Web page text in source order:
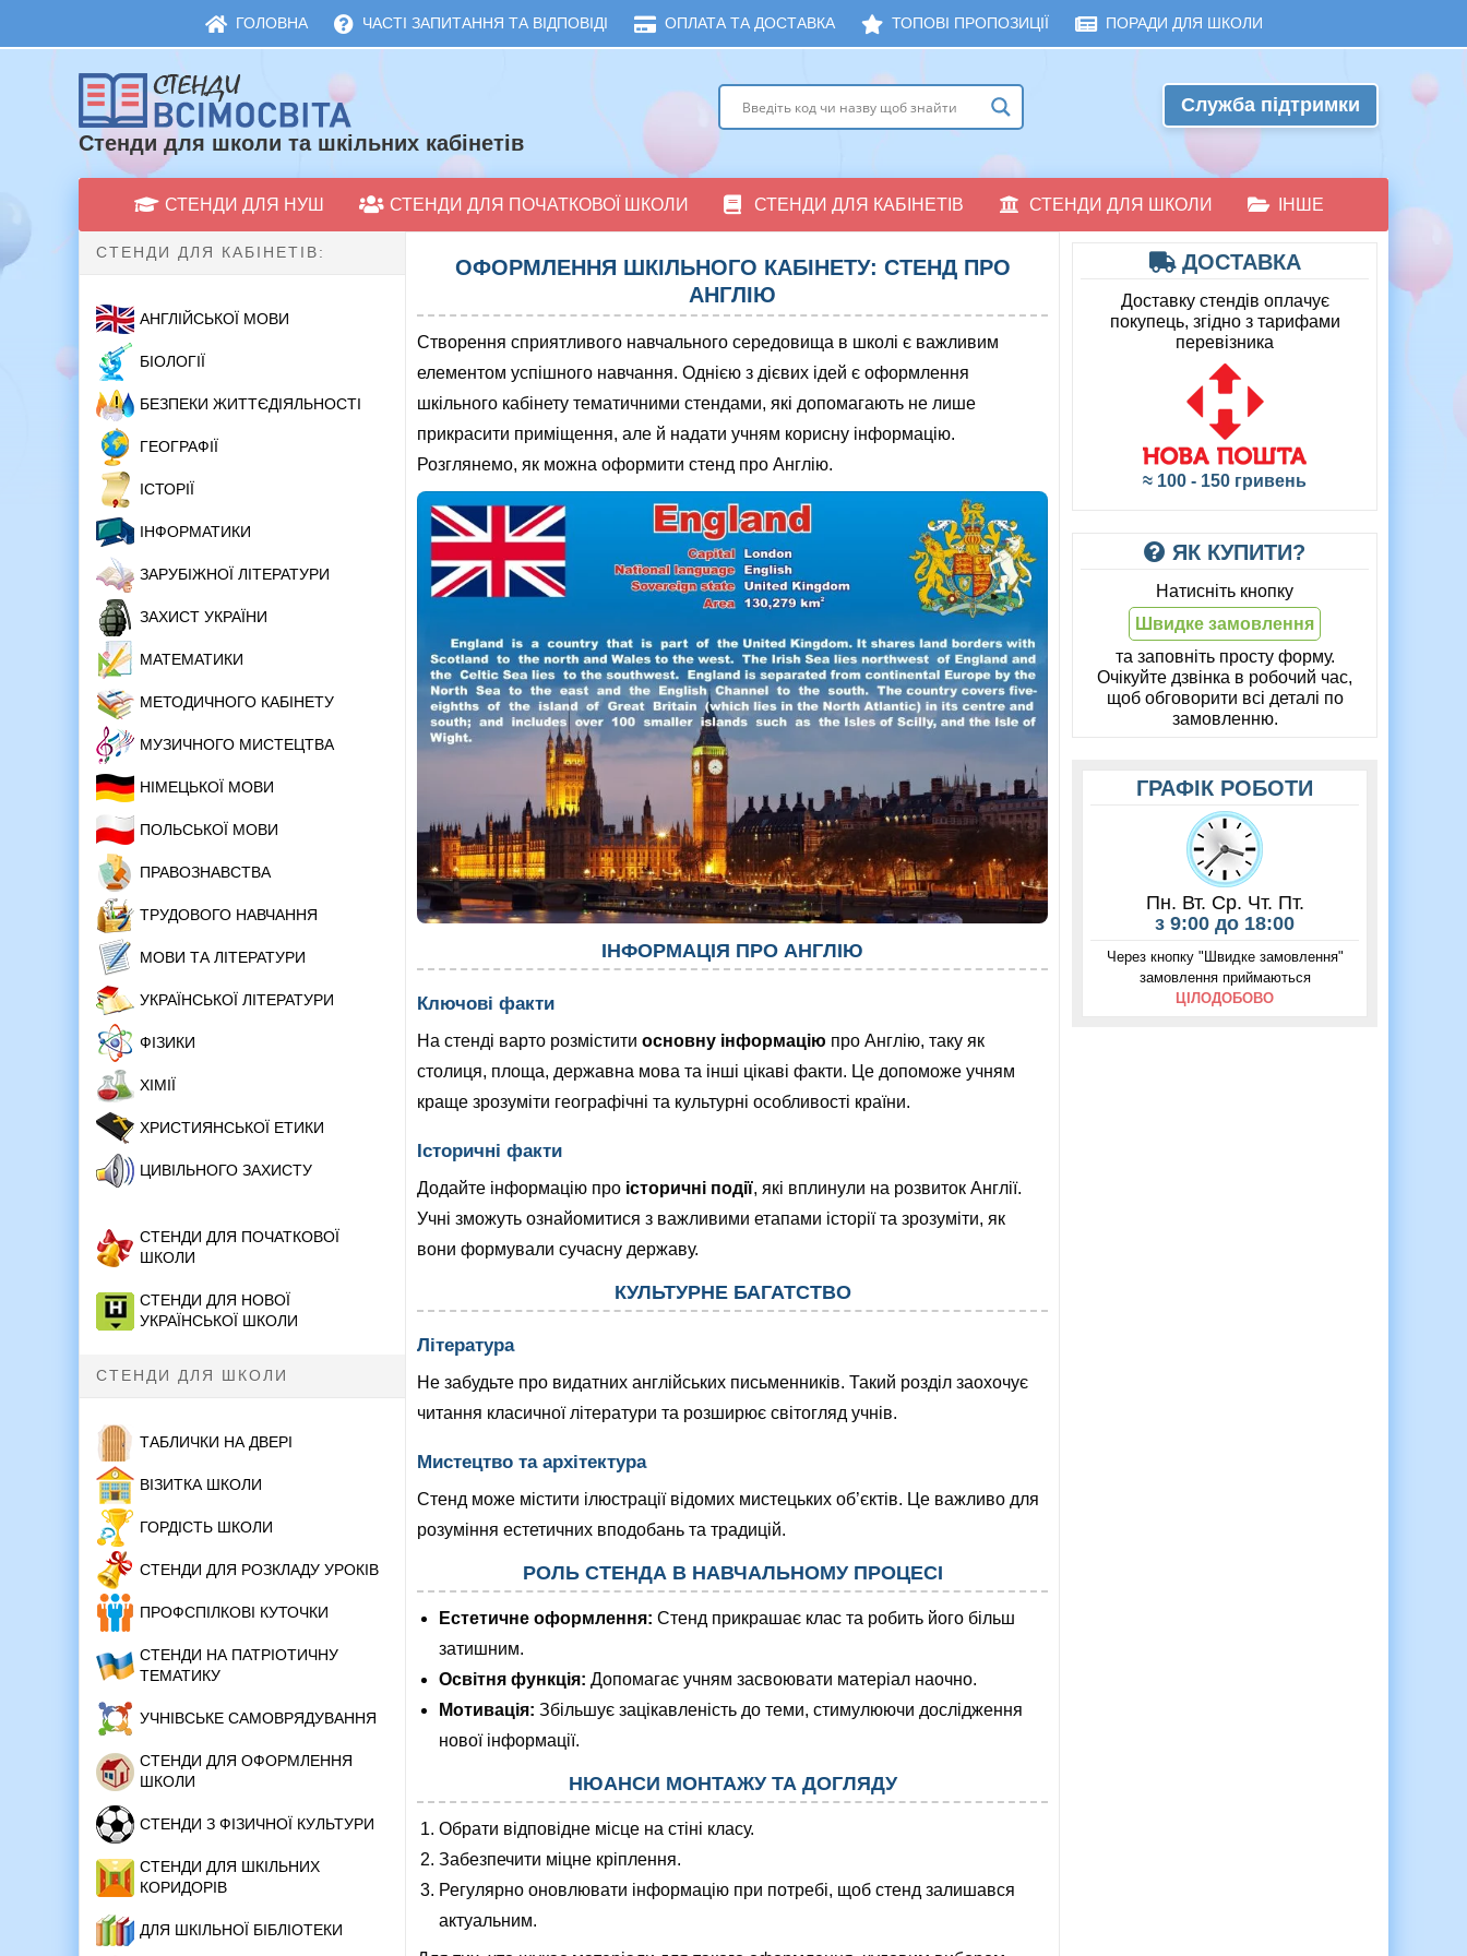
ГОЛОВНА ЧАСТІ ЗАПИТАННЯ ТА ВІДПОВІДІ ОПЛАТА ТА ДОСТАВКА ТОПОВІ ПРОПОЗИЦІЇ ПОРАДИ ДЛЯ ШКОЛИ
Стенди для школи та шкільних кабінетів
Служба підтримки
СТЕНДИ ДЛЯ НУШ СТЕНДИ ДЛЯ ПОЧАТКОВОЇ ШКОЛИ СТЕНДИ ДЛЯ КАБІНЕТІВ СТЕНДИ ДЛЯ ШКОЛИ ІНШЕ
СТЕНДИ ДЛЯ КАБІНЕТІВ:
АНГЛІЙСЬКОЇ МОВИ
БІОЛОГІЇ
БЕЗПЕКИ ЖИТТЄДІЯЛЬНОСТІ
ГЕОГРАФІЇ
ІСТОРІЇ
ІНФОРМАТИКИ
ЗАРУБІЖНОЇ ЛІТЕРАТУРИ
ЗАХИСТ УКРАЇНИ
МАТЕМАТИКИ
МЕТОДИЧНОГО КАБІНЕТУ
МУЗИЧНОГО МИСТЕЦТВА
НІМЕЦЬКОЇ МОВИ
ПОЛЬСЬКОЇ МОВИ
ПРАВОЗНАВСТВА
ТРУДОВОГО НАВЧАННЯ
МОВИ ТА ЛІТЕРАТУРИ
УКРАЇНСЬКОЇ ЛІТЕРАТУРИ
ФІЗИКИ
ХІМІЇ
ХРИСТИЯНСЬКОЇ ЕТИКИ
ЦИВІЛЬНОГО ЗАХИСТУ
СТЕНДИ ДЛЯ ПОЧАТКОВОЇ
ШКОЛИ
СТЕНДИ ДЛЯ НОВОЇ
УКРАЇНСЬКОЇ ШКОЛИ
СТЕНДИ ДЛЯ ШКОЛИ
ТАБЛИЧКИ НА ДВЕРІ
ВІЗИТКА ШКОЛИ
ГОРДІСТЬ ШКОЛИ
СТЕНДИ ДЛЯ РОЗКЛАДУ УРОКІВ
ПРОФСПІЛКОВІ КУТОЧКИ
СТЕНДИ НА ПАТРІОТИЧНУ
ТЕМАТИКУ
УЧНІВСЬКЕ САМОВРЯДУВАННЯ
СТЕНДИ ДЛЯ ОФОРМЛЕННЯ
ШКОЛИ
СТЕНДИ З ФІЗИЧНОЇ КУЛЬТУРИ
СТЕНДИ ДЛЯ ШКІЛЬНИХ
КОРИДОРІВ
ДЛЯ ШКІЛЬНОЇ БІБЛІОТЕКИ
ОФОРМЛЕННЯ ШКІЛЬНОГО КАБІНЕТУ: СТЕНД ПРО
АНГЛІЮ
Створення сприятливого навчального середовища в школі є важливим
елементом успішного навчання. Однією з дієвих ідей є оформлення
шкільного кабінету тематичними стендами, які допомагають не лише
прикрасити приміщення, але й надати учням корисну інформацію.
Розглянемо, як можна оформити стенд про Англію.
ІНФОРМАЦІЯ ПРО АНГЛІЮ
Ключові факти
На стенді варто розмістити основну інформацію про Англію, таку як
столиця, площа, державна мова та інші цікаві факти. Це допоможе учням
краще зрозуміти географічні та культурні особливості країни.
Історичні факти
Додайте інформацію про історичні події, які вплинули на розвиток Англії.
Учні зможуть ознайомитися з важливими етапами історії та зрозуміти, як
вони формували сучасну державу.
КУЛЬТУРНЕ БАГАТСТВО
Література
Не забудьте про видатних англійських письменників. Такий розділ заохочує
читання класичної літератури та розширює світогляд учнів.
Мистецтво та архітектура
Стенд може містити ілюстрації відомих мистецьких об’єктів. Це важливо для
розуміння естетичних вподобань та традицій.
РОЛЬ СТЕНДА В НАВЧАЛЬНОМУ ПРОЦЕСІ
Естетичне оформлення: Стенд прикрашає клас та робить його більш
затишним.
Освітня функція: Допомагає учням засвоювати матеріал наочно.
Мотивація: Збільшує зацікавленість до теми, стимулюючи дослідження
нової інформації.
НЮАНСИ МОНТАЖУ ТА ДОГЛЯДУ
Обрати відповідне місце на стіні класу.
Забезпечити міцне кріплення.
Регулярно оновлювати інформацію при потребі, щоб стенд залишався
актуальним.
ДОСТАВКА
Доставку стендів оплачує
покупець, згідно з тарифами
перевізника
≈ 100 - 150 гривень
ЯК КУПИТИ?
Натисніть кнопку
Швидке замовлення
та заповніть просту форму.
Очікуйте дзвінка в робочий час,
щоб обговорити всі деталі по
замовленню.
ГРАФІК РОБОТИ
Пн. Вт. Ср. Чт. Пт.
з 9:00 до 18:00
Через кнопку "Швидке замовлення"
замовлення приймаються
ЦІЛОДОБОВО